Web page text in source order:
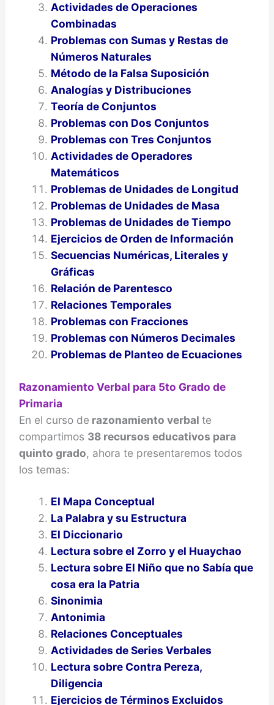
Actividades de Operaciones
Combinadas
Problemas con Sumas y Restas de
Números Naturales
Método de la Falsa Suposición
Analogías y Distribuciones
Teoría de Conjuntos
Problemas con Dos Conjuntos
Problemas con Tres Conjuntos
Actividades de Operadores
Matemáticos
Problemas de Unidades de Longitud
Problemas de Unidades de Masa
Problemas de Unidades de Tiempo
Ejercicios de Orden de Información
Secuencias Numéricas, Literales y
Gráficas
Relación de Parentesco
Relaciones Temporales
Problemas con Fracciones
Problemas con Números Decimales
Problemas de Planteo de Ecuaciones
Razonamiento Verbal para 5to Grado de
Primaria
En el curso de razonamiento verbal te
compartimos 38 recursos educativos para
quinto grado, ahora te presentaremos todos
los temas:
El Mapa Conceptual
La Palabra y su Estructura
El Diccionario
Lectura sobre el Zorro y el Huaychao
Lectura sobre El Niño que no Sabía que
cosa era la Patria
Sinonimia
Antonimia
Relaciones Conceptuales
Actividades de Series Verbales
Lectura sobre Contra Pereza,
Diligencia
Ejercicios de Términos Excluidos